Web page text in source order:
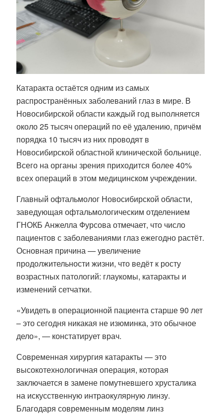
Катаракта остаётся одним из самых
распространённых заболеваний глаз в мире. В
Новосибирской области каждый год выполняется
около 25 тысяч операций по её удалению, причём
порядка 10 тысяч из них проводят в
Новосибирской областной клинической больнице.
Всего на органы зрения приходится более 40%
всех операций в этом медицинском учреждении.
Главный офтальмолог Новосибирской области,
заведующая офтальмологическим отделением
ГНОКБ Анжелла Фурсова отмечает, что число
пациентов с заболеваниями глаз ежегодно растёт.
Основная причина — увеличение
продолжительности жизни, что ведёт к росту
возрастных патологий: глаукомы, катаракты и
изменений сетчатки.
«Увидеть в операционной пациента старше 90 лет
– это сегодня никакая не изюминка, это обычное
дело», — констатирует врач.
Современная хирургия катаракты — это
высокотехнологичная операция, которая
заключается в замене помутневшего хрусталика
на искусственную интраокулярную линзу.
Благодаря современным моделям линз